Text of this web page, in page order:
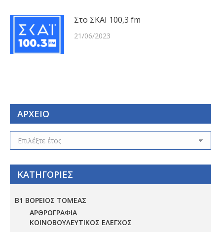
Στο ΣΚΑΙ 100,3 fm
21/06/2023
ΑΡΧΕΙΟ
ΑΡΧΕΙΟ
ΚΑΤΗΓΟΡΙΕΣ
Β1 ΒΟΡΕΙΟΣ ΤΟΜΕΑΣ
ΑΡΘΡΟΓΡΑΦΙΑ
ΚΟΙΝΟΒΟΥΛΕΥΤΙΚΟΣ ΕΛΕΓΧΟΣ